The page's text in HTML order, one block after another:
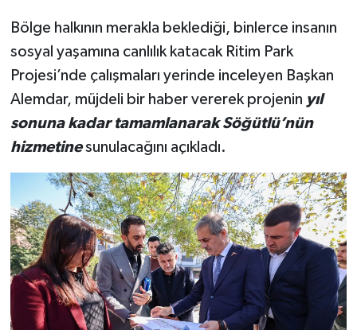
Bölge halkının merakla beklediği, binlerce insanın
sosyal yaşamına canlılık katacak Ritim Park
Projesi’nde çalışmaları yerinde inceleyen Başkan
Alemdar, müjdeli bir haber vererek projenin yıl
sonuna kadar tamamlanarak Söğütlü’nün
hizmetinesunulacağını açıkladı.